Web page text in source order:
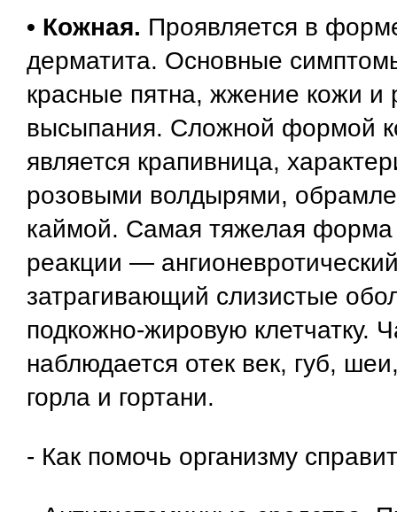
• Кожная. Проявляется в
дерматита. Основные
красные пятна, жжение кожи и
высыпания. Сложной формой
является крапивница,
розовыми волдырями,
каймой. Самая тяжелая форма
реакции —
затрагивающий слизистые
подкожно-жировую клетчатку.
наблюдается отек век, губ,
горла и гортани.
- Как помочь организму